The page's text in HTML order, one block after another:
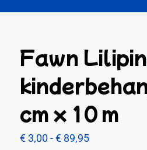
Fawn
cm x 10 m
€3,00-€ 89,95